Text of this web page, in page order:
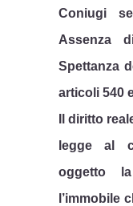
Coniugi
Assenza
Spettanza
articoli 540
Il diritto
legge al
oggetto
l’immobile